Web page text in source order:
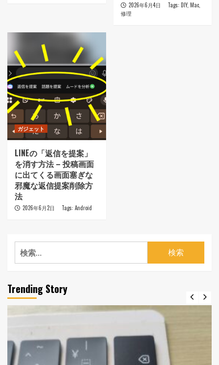
2026年6月4日 Tags: DIY, Mac,
修理
ガジェット
LINEの「返信を提案」
を消す方法 – 投稿画面
に出てくる画面塞ぎな
邪魔な返信提案削除方
法
2026年6月2日 Tags: Android
検
索:
Trending Story